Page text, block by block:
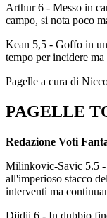
Arthur 6 - Messo in
campo, si nota poco
Kean 5,5 - Goffo in
tempo per incidere
Pagelle a cura di
PAGELLE
Redazione Voti
Milinkovic-Savic 5.5 -
all'imperioso stacco
interventi ma
Djidji 6 - In dubbio